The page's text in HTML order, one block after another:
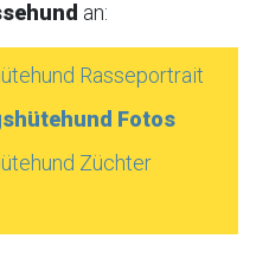
an:
Rasseportrait
Fotos
Züchter